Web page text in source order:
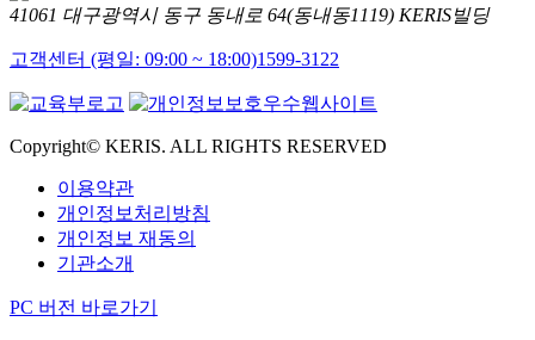
41061 대구광역시 동구 동내로 64(동내동1119) KERIS빌딩
고객센터 (평일: 09:00 ~ 18:00)1599-3122
Copyright© KERIS. ALL RIGHTS RESERVED
이용약관
개인정보처리방침
개인정보 재동의
기관소개
PC 버전 바로가기